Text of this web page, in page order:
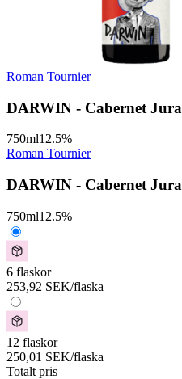
Roman Tournier
DARWIN - Cabernet Jura
750ml12.5%
Roman Tournier
DARWIN - Cabernet Jura
750ml12.5%
6 flaskor
253,92 SEK/flaska
12 flaskor
250,01 SEK/flaska
Totalt pris